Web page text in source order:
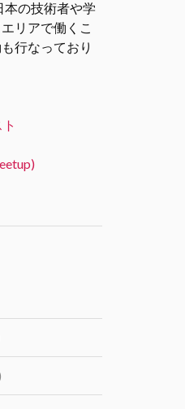
seminar/5444
イートされました
ー発のエンジ
SVIF 共催] AI
ネットワー
。
日本なセミナ
Twitter
の技術者や学
リアで働くこ
行なっており